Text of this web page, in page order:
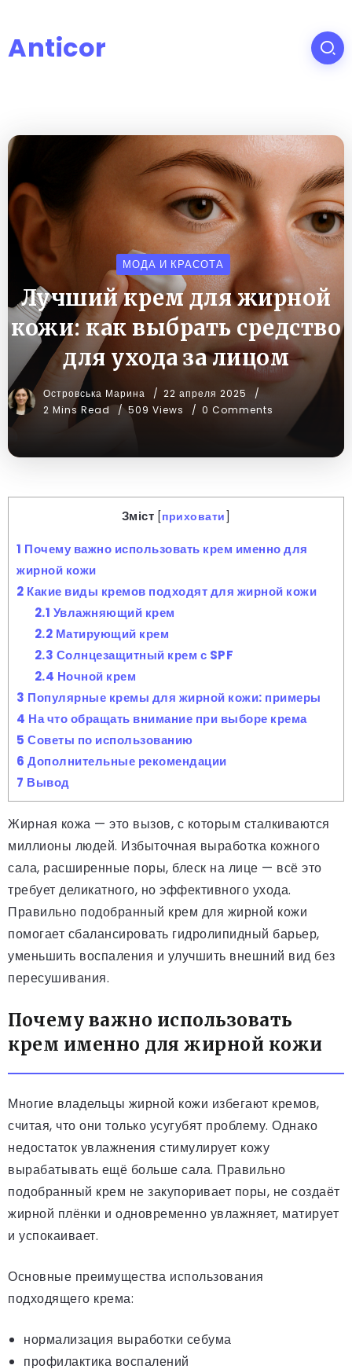
Anticor
МОДА И КРАСОТА
Лучший крем для жирной
кожи: как выбрать средство
для ухода за лицом
Островська Марина
22 апреля 2025
2 Mins Read
509 Views 0 Comments
Зміст [приховати ]
1 Почему важно использовать крем именно для
жирной кожи
2 Какие виды кремов подходят для жирной кожи
2.1 Увлажняющий крем
2.2 Матирующий крем
2.3 Солнцезащитный крем с SPF
2.4 Ночной крем
3 Популярные кремы для жирной кожи: примеры
4 На что обращать внимание при выборе крема
5 Советы по использованию
6 Дополнительные рекомендации
7 Вывод
Жирная кожа — это вызов, с которым сталкиваются
миллионы людей. Избыточная выработка кожного
сала, расширенные поры, блеск на лице — всё это
требует деликатного, но эффективного ухода.
Правильно подобранный крем для жирной кожи
помогает сбалансировать гидролипидный барьер,
уменьшить воспаления и улучшить внешний вид без
пересушивания.
Почему важно использовать
крем именно для жирной кожи
Многие владельцы жирной кожи избегают кремов,
считая, что они только усугубят проблему. Однако
недостаток увлажнения стимулирует кожу
вырабатывать ещё больше сала. Правильно
подобранный крем не закупоривает поры, не создаёт
жирной плёнки и одновременно увлажняет, матирует
и успокаивает.
Основные преимущества использования
подходящего крема:
нормализация выработки себума
профилактика воспалений